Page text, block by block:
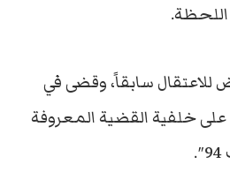
للاعتقال سابقاً، وقضى في
9 سنوات على خلفية القضية المعروفة